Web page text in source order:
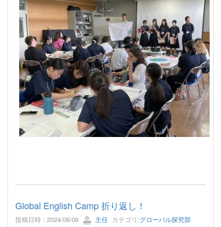
Global English Camp 折り返し！
投稿日時 : 2024/08/09 主任 カテゴリ:グローバル探究部